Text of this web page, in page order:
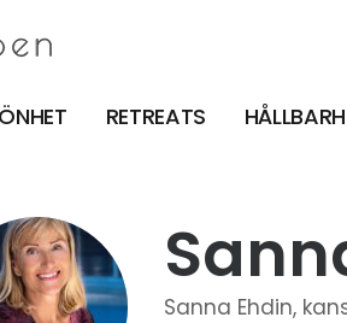
RETREATS
Sanna Ehdin,